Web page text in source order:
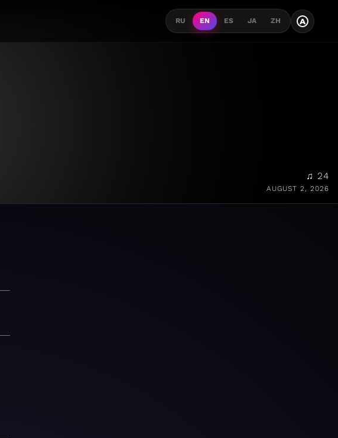
RU EN ES JA ZH A
♫ 24
AUGUST 2, 2026